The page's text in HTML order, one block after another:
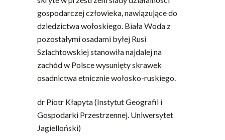
gospodarczej człowieka, nawiązujące do
dziedzictwa wołoskiego. Biała Woda z
pozostałymi osadami byłej Rusi
Szlachtowskiej stanowiła najdalej na
zachód w Polsce wysunięty skrawek
osadnictwa etnicznie wołosko-ruskiego.
dr Piotr Kłapyta (Instytut Geografii i
Gospodarki Przestrzennej. Uniwersytet
Jagielloński)